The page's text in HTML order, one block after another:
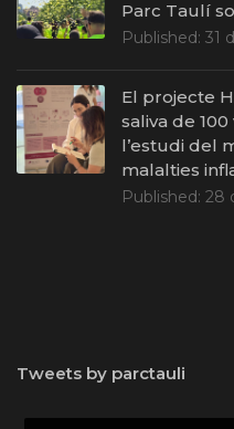
Parc Taulí
Published: 31
El projecte
saliva de
l’estudi del
malalties
Published: 28
Tweets by parctauli